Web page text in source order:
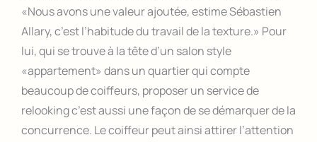
«Nous avons une valeur ajoutée, estime Sébastien
Allary, c’est l’habitude du travail de la texture.» Pour
lui, qui se trouve à la tête d’un salon style
«appartement» dans un quartier qui compte
beaucoup de coiffeurs, proposer un service de
relooking c’est aussi une façon de se démarquer de la
concurrence. Le coiffeur peut ainsi attirer l’attention